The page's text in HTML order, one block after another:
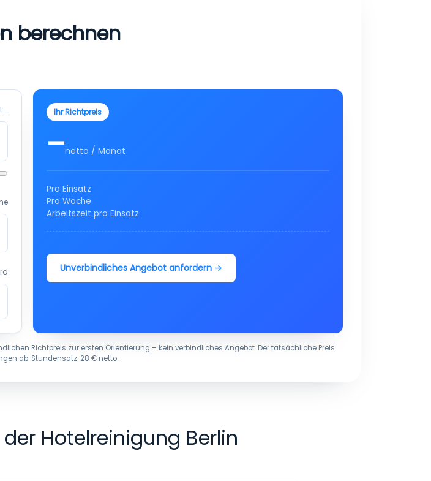
berechnen
… Ihr Richtpreis
–netto / Monat
Pro Einsatz
Pro Woche
Arbeitszeit pro Einsatz
Unverbindliches Angebot anfordern →
Richtpreis zur ersten Orientierung – kein verbindliches Angebot. Der tatsächliche Preis
ab. Stundensatz: 28 € netto.
Hotelreinigung Berlin